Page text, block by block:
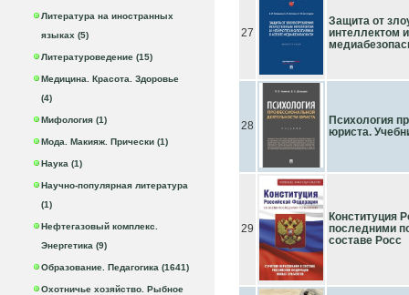
Литература на иностранных
языках (5)
Литературоведение (15)
Медицина. Красота. Здоровье
(4)
Мифология (1)
Мода. Макияж. Прически (1)
Наука (1)
Научно-популярная литература
(1)
Нефтегазовый комплекс.
Энергетика (9)
Образование. Педагогика (1641)
Охотничье хозяйство. Рыбное
27
Защита от
интеллектом
28
Психология
юриста.
29
Конституция
последними
составе Росс